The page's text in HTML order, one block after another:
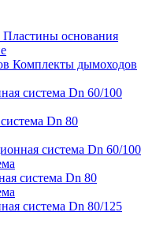
Пластины основания
Комплекты дымоходов
Dn 60/100
Dn 80
Dn 60/100
Dn 80
Dn 80/125